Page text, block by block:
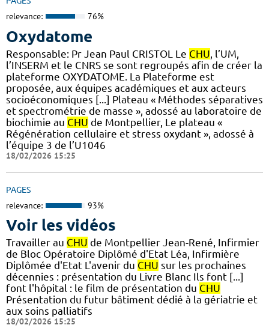
relevance: 76%
Oxydatome
Responsable: Pr Jean Paul CRISTOL Le CHU , l’UM,
l’INSERM et le CNRS se sont regroupés afin de créer la
plateforme OXYDATOME. La Plateforme est
proposée, aux équipes académiques et aux acteurs
socioéconomiques [...] Plateau « Méthodes séparatives
et spectrométrie de masse », adossé au laboratoire de
biochimie au CHU de Montpellier, Le plateau «
Régénération cellulaire et stress oxydant », adossé à
l’équipe 3 de l’U1046
18/02/2026 15:25
PAGES
relevance: 93%
Voir les vidéos
Travailler au CHU de Montpellier Jean-René, Infirmier
de Bloc Opératoire Diplômé d'Etat Léa, Infirmière
Diplômée d'Etat L'avenir du CHU sur les prochaines
décennies : présentation du Livre Blanc Ils font [...]
font l'hôpital : le film de présentation du CHU
Présentation du futur bâtiment dédié à la gériatrie et
aux soins palliatifs
18/02/2026 15:25